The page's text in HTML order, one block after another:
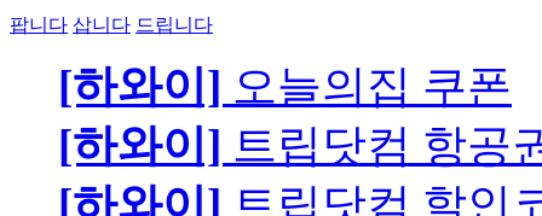
팝니다 삽니다 드립니다
[하와이] 오늘의집 쿠폰
[하와이] 트립닷컴 항공
[하와이] 트립닷컴 할인